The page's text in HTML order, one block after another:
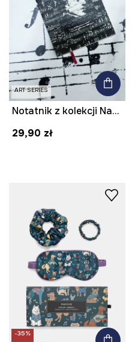
ART SERIES
Notatnik z kolekcji Narodowy Instytut Fryderyka Chopina x Medicine
29,90 zł
-35%